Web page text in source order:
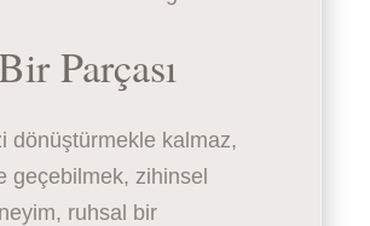
Parçası
dönüştürmekle kalmaz,
geçebilmek, zihinsel
ruhsal bir